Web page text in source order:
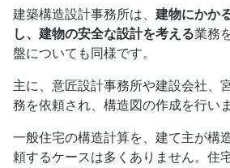
建築構造設計事務所は、 建物にかか
し、建物の安全な設計を考える業務
盤についても同様です。
主に、意匠設計事務所や建設会社、
務を依頼され、構造図の作成を行いま
一般住宅の構造計算を、建て主が構
頼するケースは多くありません。住